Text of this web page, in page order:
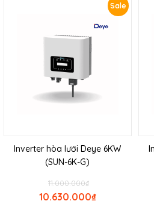
Sale
Inverter hòa lưới Deye 6KW
(SUN-6K-G)
₫
11.000.000
₫
10.630.000